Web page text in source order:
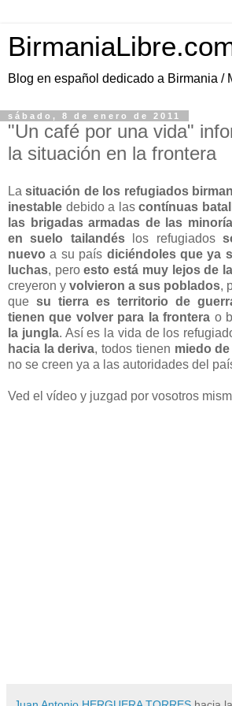
Blog en español dedicado a Birmania /
sábado, 8 de enero de 2011
"Un café por una vida"
la situación en la frontera
Lasituación de los refugiados
inestable debido a lascontínuas
las brigadas armadas de las
en suelo tailandéslos refugiados
nuevo a su país diciéndoles que ya
luchas, peroesto está muy lejos de
creyeron y volvieron a sus poblados,
que su tierra es territorio de
tienen que volver para la frontera o
la jungla. Así es la vida de los
hacia la deriva, todos tienen miedo
no se creen ya a las autoridades del
Ved el vídeo y juzgad por vosotros